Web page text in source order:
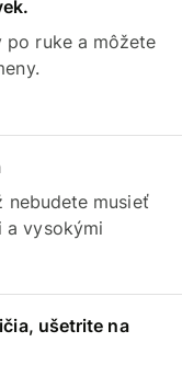
po ruke a môžete
nebudete musieť
a vysokými
ušetrite na